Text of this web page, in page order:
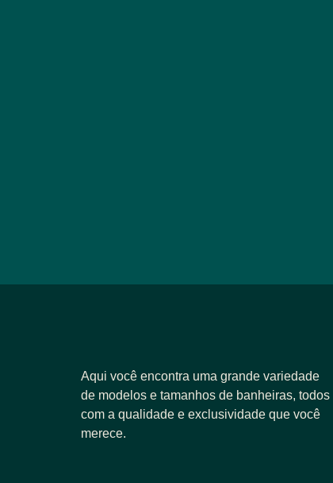
Aqui você encontra uma grande variedade
de modelos e tamanhos de banheiras, todos
com a qualidade e exclusividade que você
merece.